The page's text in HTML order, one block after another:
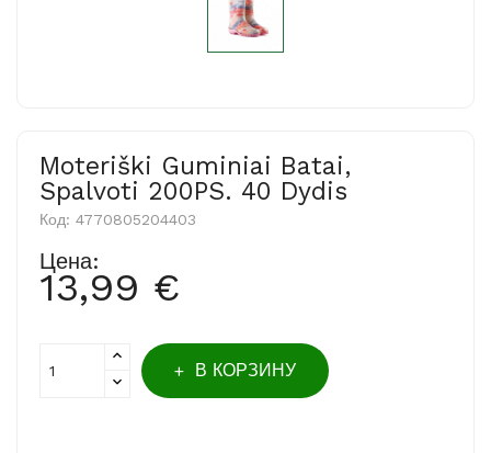
Moteriški Guminiai Batai,
Spalvoti 200PS. 40 Dydis
Код: 4770805204403
Цена:
13,99 €
В КОРЗИНУ